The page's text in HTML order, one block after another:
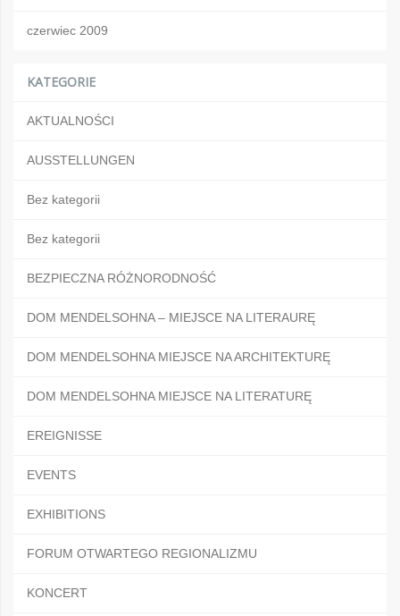
czerwiec 2009
KATEGORIE
AKTUALNOŚCI
AUSSTELLUNGEN
Bez kategorii
Bez kategorii
BEZPIECZNA RÓŻNORODNOŚĆ
DOM MENDELSOHNA – MIEJSCE NA LITERAURĘ
DOM MENDELSOHNA MIEJSCE NA ARCHITEKTURĘ
DOM MENDELSOHNA MIEJSCE NA LITERATURĘ
EREIGNISSE
EVENTS
EXHIBITIONS
FORUM OTWARTEGO REGIONALIZMU
KONCERT